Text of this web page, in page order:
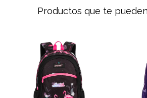
Productos que te